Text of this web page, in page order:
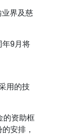
界及慈
9月将
用的技
的资助框
安排，